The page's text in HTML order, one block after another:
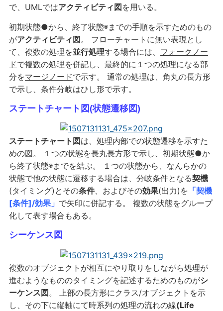
で、UMLではアクティビティ図 を用いる。
初期状態●から、終了状態◉までの手順を示すためのもの
がアクティビティ図。 フローチャートに無い表現とし
て、複数の処理を並行処理する場合には、 フォークノー
ドで複数の処理を併記し、最終的に１つの処理になる部
分をマージノードで示す。 通常の処理は、角丸の長方形
で示し、条件分岐はひし形で示す。
ステートチャート図(状態遷移図)
ステートチャート図は、処理内部での状態遷移を示すた
めの図。 １つの状態を長丸長方形で示し、初期状態●か
ら終了状態◉までを結ぶ。 １つの状態から、なんらかの
状態で他の状態に遷移する場合は、分岐条件となる契機
(タイミング)とその条件、およびその効果(出力)を 「契機
[条件]/効果」 で矢印に併記する。 複数の状態をグループ
化して表す場合もある。
シーケンス図
複数のオブジェクトが相互にやり取りをしながら処理が
進むようなもののタイミングを記述するためのものがシ
ーケンス図。 上部の長方形にクラス/オブジェクトを示
し、その下に縦軸にて時系列の処理の流れの線(Life